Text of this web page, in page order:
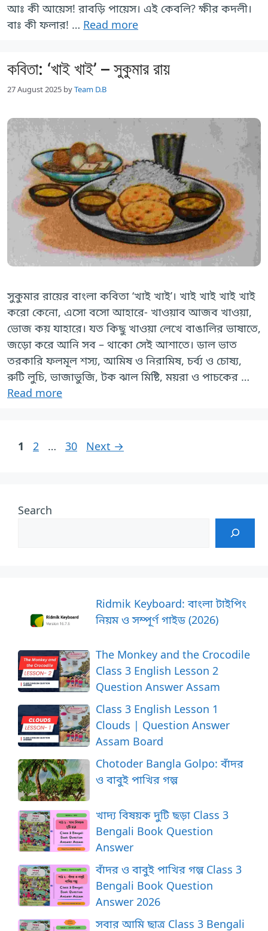
আঃ কী আয়েস! রাবড়ি পায়েস। এই কেবলি? ক্ষীর কদলী।
বাঃ কী ফলার! … Read more
কবিতা: ‘খাই খাই’ – সুকুমার রায়
27 August 2025 byTeam D.B
সুকুমার রায়ের বাংলা কবিতা ‘খাই খাই’। খাই খাই খাই খাই
করো কেনো, এসো বসো আহারে- খাওয়াব আজব খাওয়া,
ভোজ কয় যাহারে। যত কিছু খাওয়া লেখে বাঙালির ভাষাতে,
জড়ো করে আনি সব – থাকো সেই আশাতে। ডাল ভাত
তরকারি ফলমূল শস্য, আমিষ ও নিরামিষ, চর্ব্য ও চোষ্য,
রুটি লুচি, ভাজাভুজি, টক ঝাল মিষ্টি, ময়রা ও পাচকের …
Read more
Page
1 Page
2 … Page
30 Next →
Search
Ridmik Keyboard: বাংলা টাইপিং
নিয়ম ও সম্পূর্ণ গাইড (2026)
The Monkey and the Crocodile
Class 3 English Lesson 2
Question Answer Assam
Class 3 English Lesson 1
Clouds | Question Answer
Assam Board
Chotoder Bangla Golpo: বাঁদর
ও বাবুই পাখির গল্প
খাদ্য বিষয়ক দুটি ছড়া Class 3
Bengali Book Question
Answer
বাঁদর ও বাবুই পাখির গল্প Class 3
Bengali Book Question
Answer 2026
সবার আমি ছাত্র Class 3 Bengali